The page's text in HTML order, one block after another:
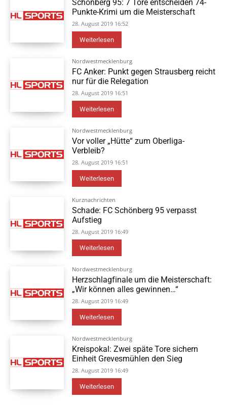
Schönberg 95: 7 Tore entscheiden 74-
Punkte-Krimi um die Meisterschaft
28. August 2019 16:52
Weiterlesen
Nordwestmecklenburg
FC Anker: Punkt gegen Strausberg reicht
nur für die Relegation
28. August 2019 16:51
Weiterlesen
Nordwestmecklenburg
Vor voller „Hütte“ zum Oberliga-
Verbleib?
28. August 2019 16:51
Weiterlesen
Kurznachrichten
Schade: FC Schönberg 95 verpasst
Aufstieg
28. August 2019 16:49
Weiterlesen
Nordwestmecklenburg
Herzschlagfinale um die Meisterschaft:
„Wir können alles gewinnen…“
28. August 2019 16:49
Weiterlesen
Nordwestmecklenburg
Kreispokal: Zwei späte Tore sichern
Einheit Grevesmühlen den Sieg
28. August 2019 16:49
Weiterlesen